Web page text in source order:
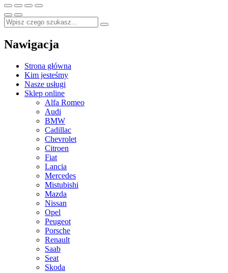
Nawigacja
Strona główna
Kim jesteśmy
Nasze usługi
Sklep online
Alfa Romeo
Audi
BMW
Cadillac
Chevrolet
Citroen
Fiat
Lancia
Mercedes
Mistubishi
Mazda
Nissan
Opel
Peugeot
Porsche
Renault
Saab
Seat
Skoda